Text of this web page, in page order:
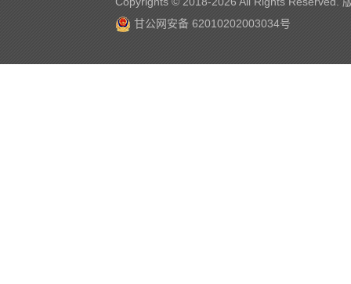
甘公网安备 62010202003034号